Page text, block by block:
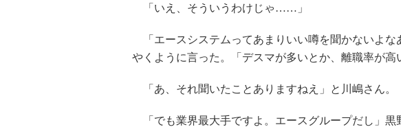
「いえ、そういうわけじゃ……」
「エースシステムってあまりいい噂を聞かないよな
やくように言った。「デスマが多いとか、離職率が高
「あ、それ聞いたことありますねえ」と川嶋さん。
「でも業界最大手ですよ。エースグループだし」黒